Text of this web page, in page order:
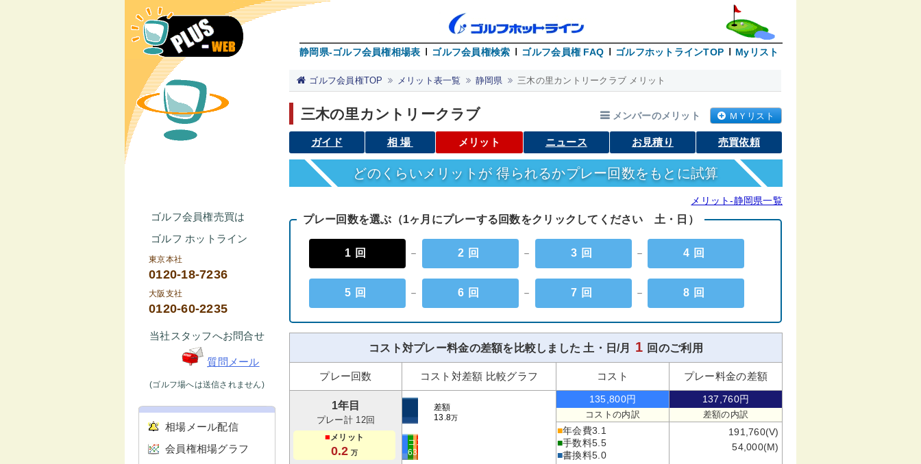
静岡県-ゴルフ会員権相場表 ゴルフ会員権検索 ゴルフ会員権 FAQ ゴルフホットラインTOP Myリスト
ゴルフ会員権売買は
ゴルフ ホットライン
東京本社
0120-18-7236
大阪支社
0120-60-2235
当社スタッフへお問合せ
質問メール
(ゴルフ場へは送信されません)
相場メール配信
会員権相場グラフ
ゴルフ会員権TOP メリット表一覧 静岡県 三木の里カントリークラブ メリット
三木の里カントリークラブ メンバーのメリット ＭＹリスト
ガイド 相場 メリット ニュース お見積り 売買依頼
どのくらいメリットが 得られるかプレー回数をもとに試算
メリット-静岡県一覧
プレー回数を選ぶ（1ヶ月にプレーする回数をクリックしてください 土・日）
1回 － 2回 － 3回 － 4回
5回 － 6回 － 7回 － 8回
コスト対プレー料金の差額を比較しました 土・日/月 1 回のご利用
プレー回数 コスト対差額 比較グラフ コスト プレー料金の差額
1年目
プレー計 12回
■メリット
0.2 万
差額
13.8万
コスト
63.6
135,800円
コストの内訳
■年会費3.1
■手数料5.5
■書換料5.0
137,760円
差額の内訳
191,760(V)
54,000(M)